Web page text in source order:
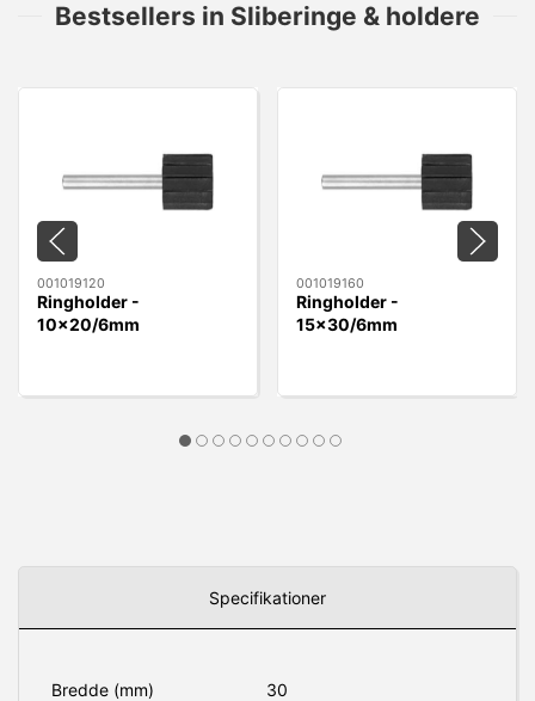
Bestsellers in Sliberinge & holdere
001019120
Ringholder -
10x20/6mm
001019160
Ringholder -
15x30/6mm
Specifikationer
Bredde (mm) 30